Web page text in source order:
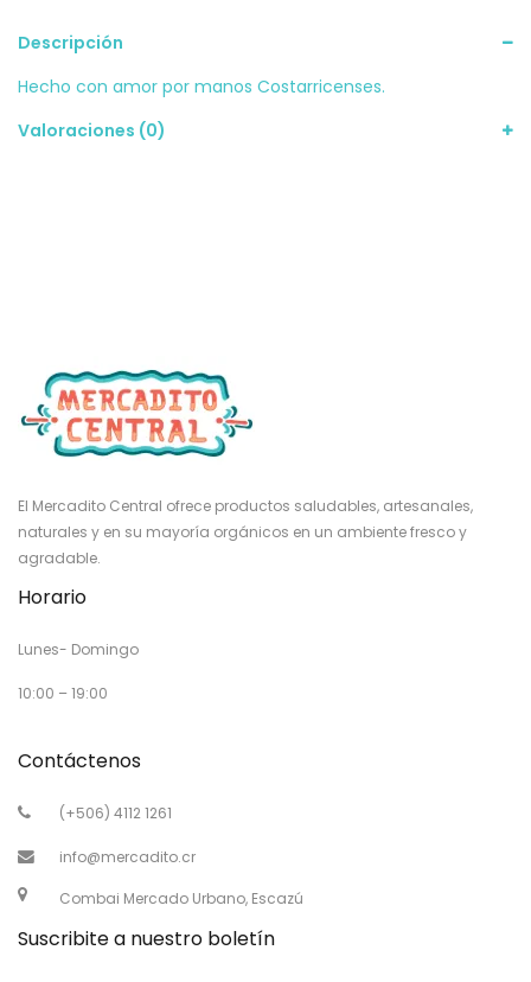
Descripción
Hecho con amor por manos Costarricenses.
Valoraciones (0)
El Mercadito Central ofrece productos saludables, artesanales,
naturales y en su mayoría orgánicos en un ambiente fresco y
agradable.
Horario
Lunes- Domingo
10:00 – 19:00
Contáctenos
(+506) 4112 1261
info@mercadito.cr
Combai Mercado Urbano, Escazú
Suscribite a nuestro boletín